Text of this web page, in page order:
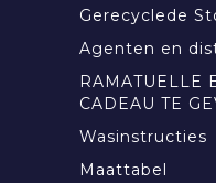
Gerecyclede
Agenten en
RAMATUELLE
CADEAU TE
Wasinstructies
Maattabel